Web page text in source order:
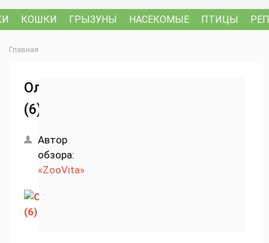
КОШКИ ГРЫЗУНЫ НАСЕКОМЫЕ ПТИЦЫ
Главная
Олень
(6)
Автор
обзора:
«ZooVita»